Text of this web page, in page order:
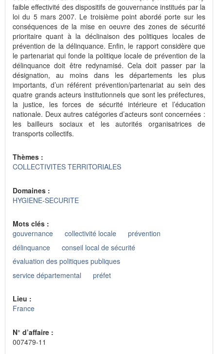
faible effectivité des dispositifs de gouvernance institués par la
loi du 5 mars 2007. Le troisième point abordé porte sur les
conséquences de la mise en oeuvre des zones de sécurité
prioritaire quant à la déclinaison des politiques locales de
prévention de la délinquance. Enfin, le rapport considère que
le partenariat qui fonde la politique locale de prévention de la
délinquance doit être redynamisé. Cela doit passer par la
désignation, au moins dans les départements les plus
importants, d’un référent prévention/partenariat au sein des
quatre grands acteurs institutionnels que sont les préfectures,
la justice, les forces de sécurité intérieure et l’éducation
nationale. Deux autres catégories d’acteurs sont concernées :
les bailleurs sociaux et les autorités organisatrices de
transports collectifs.
Thèmes :
COLLECTIVITES TERRITORIALES
Domaines :
HYGIENE-SECURITE
Mots clés :
gouvernance
collectivité locale
prévention
délinquance
conseil local de sécurité
évaluation des politiques publiques
service départemental
préfet
Lieu :
France
N° d’affaire :
007479-11